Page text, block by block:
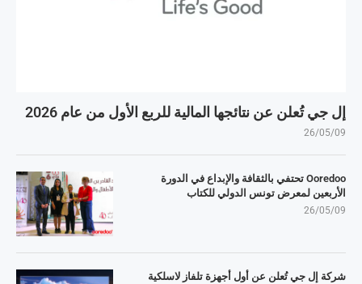
إل جي تُعلن عن نتائجها المالية للربع الأول من عام 2026
26/05/09
Ooredoo تحتفي بالثقافة والإبداع في الدورة
الأربعين لمعرض تونس الدولي للكتاب
26/05/09
شركة إل جي تُعلن عن أول أجهزة تلفاز لاسلكية